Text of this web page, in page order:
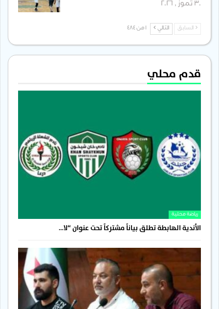
30 تموز , 2026
السابق التالي
قدم محلي
رياضة محلية
الأندية الهابطة تطلق بياناً مشتركاً تحت عنوان “لا…